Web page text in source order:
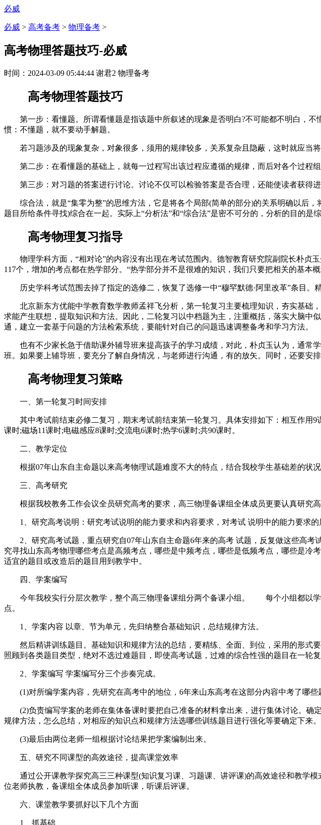
必威
必威 > 高考备考 > 物理备考 >
高考物理答题技巧-必威
时间： 2024-03-09 05:44:44 谢君2 物理备考
高考物理答题技巧
第一步：看懂题。所谓看懂题是指该题中所叙述的现象是否明白?不可能都不明白，不
惯：不懂题，就不要动手解题。
若习题涉及的现象复杂，对象很多，须用的规律较多，关系复杂且隐蔽，这时就应当将
第二步：在看懂题的基础上，就每一过程写出该过程应遵循的规律，而后对各个过程组
第三步：对习题的答案进行讨论。讨论不仅可以检验答案是否合理，还能使读者获得进
综合法，就是“集零为整”的思维方法，它是将各个局部(简单的部分)的关系明确以后，
题目所给条件寻找)综合在一起。实际上“分析法”和“综合法”是密不可分的，分析的目的是
高考物理复习指导
物理学科方面，“相对论”的内容没有出现在考试范围内。德智教育研究院副院长朴贞
117个，增加的考点都在热学部分。“热学部分并不是很难的知识，我们只要把相关的基
历史学科考试范围去掉了指定的选修二，恢复了选修一中“穆罕默德·阿里改革”条目。
北京新东方优能中学教育数学教师孟祥飞分析，第一轮复习主要梳理知识，夯实基础
求能产生联想，提取知识和方法。因此，二轮复习以中档题为主，注重概括，落实大脑
通，建立一套基于问题的方法检索系统，要能针对自己的问题迅速调整备考和学习方法。
也有不少家长急于借助课外辅导班来提高孩子的学习成绩，对此，朴贞玉认为，通常
班。如果要上辅导班，要充分了解自身情况，与老师进行沟通，有的放矢。同时，还要安
高考物理复习策略
一、第一轮复习时间安排
其中考试前结束必修二复习，期末考试前结束第一轮复习。具体安排如下：相互作用9
课时;磁场11课时;电磁感应8课时;交流电6课时;热学6课时;共90课时。
二、教学定位
根据07年山东自主命题以来高考物理试题难度不大的特点，结合我校学生基础差的状
三、高考研究
根据我校教务工作会议全员研究高考的要求，高三物理备课组全体成员更要认真研究高
1、研究高考说明：研究考试说明的能力要求和内容要求，对考试 说明中的能力要求的
2、研究高考试题，重点研究自07年山东自主命题6年来的高考 试题，反复做这些高考
究寻找山东高考物理哪些考点是高频考点，哪些是中频考点，哪些是低频考点，哪些是
适宜的题目或改造后的题目用到教学中。
四、学案编写
今年我校实行分层次教学，整个高三物理备课组分两个备课小组。 每个小组都以学
点。
1、学案内容 以章、节为单元，先归纳整合基础知识，总结规律方法。
然后精讲训练题目。基础知识和规律方法的总结，要精练、全面、到位，采用的形式
照顾到各类题目类型，绝对不选过难题目，即使高考试题，过难的综合性强的题目在一轮
2、学案编写 学案编写分三个步奏完成。
(1)对所编学案内容，先研究在高考中的地位，6年来山东高考在这部分内容中考了哪些
(2)负责编写学案的老师在集体备课时要把自己准备的材料拿出来，进行集体讨论。确
规律方法，怎么总结，对相应的知识点和规律方法选哪些训练题目进行强化等要确定下来。
(3)最后由两位老师一组根据讨论结果把学案编制出来。
五、研究不同课型的高效途径，提高课堂效率
通过公开课教学探究高三三种课型(知识复习课、习题课、讲评课)的高效途径和教学模
位老师执教，备课组全体成员参加听课，听课后评课。
六、课堂教学要抓好以下几个方面
1、抓基础